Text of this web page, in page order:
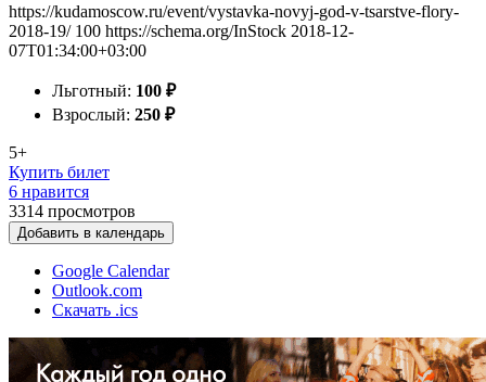
https://kudamoscow.ru/event/vystavka-novyj-god-v-tsarstve-flory-
2018-19/ 100 https://schema.org/InStock 2018-12-
07T01:34:00+03:00
Льготный: 100 ₽
Взрослый: 250 ₽
5+
Купить билет
6 нравится
3314 просмотров
Добавить в календарь
Google Calendar
Outlook.com
Скачать .ics